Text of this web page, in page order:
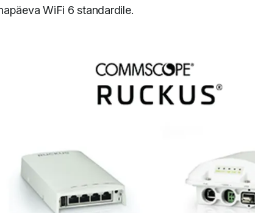
WiFi 6 standardile.